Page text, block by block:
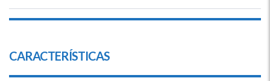
CARACTERÍSTICAS